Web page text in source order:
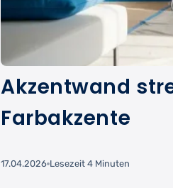
Akzentwand
Farbakzente
17.04.2026 Lesezeit 4 Minuten